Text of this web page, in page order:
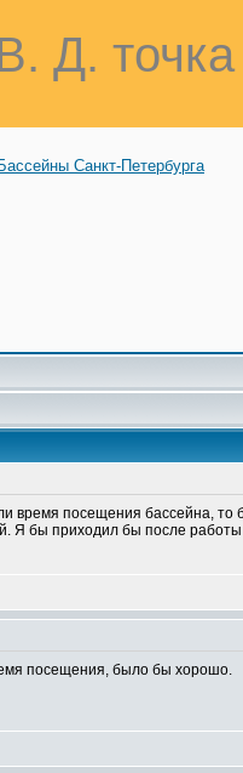
Д.
Бассейны Санкт-Петербурга
время посещения бассейна,
Я бы приходил бы после
посещения, было бы хорошо.